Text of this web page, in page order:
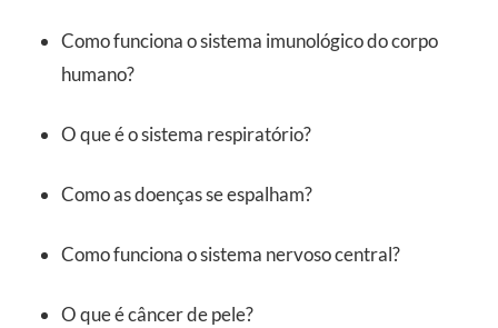
Como funciona o sistema imunológico do corpo
humano?
O que é o sistema respiratório?
Como as doenças se espalham?
Como funciona o sistema nervoso central?
O que é câncer de pele?